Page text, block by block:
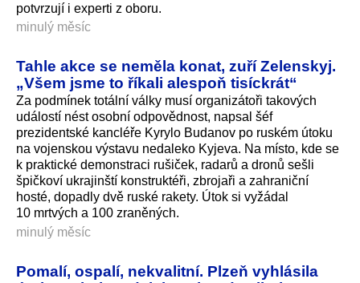
potvrzují i experti z oboru.
minulý měsíc
Tahle akce se neměla konat, zuří Zelenskyj.
„Všem jsme to říkali alespoň tisíckrát“
Za podmínek totální války musí organizátoři takových
událostí nést osobní odpovědnost, napsal šéf
prezidentské kancléře Kyrylo Budanov po ruském útoku
na vojenskou výstavu nedaleko Kyjeva. Na místo, kde se
k praktické demonstraci rušiček, radarů a dronů sešli
špičkoví ukrajinští konstruktéři, zbrojaři a zahraniční
hosté, dopadly dvě ruské rakety. Útok si vyžádal
10 mrtvých a 100 zraněných.
minulý měsíc
Pomalí, ospalí, nekvalitní. Plzeň vyhlásila